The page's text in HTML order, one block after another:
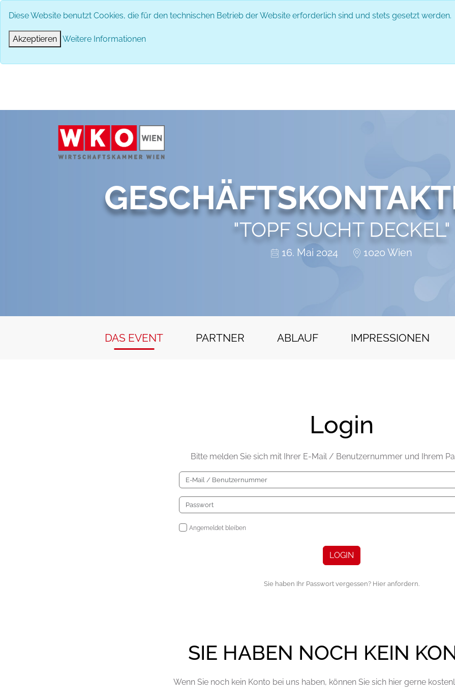
Diese Website benutzt Cookies, die für den technischen Betrieb der Website erforderlich sind und stets gesetzt werden.
Akzeptieren Weitere Informationen
"TOPF SUCHT DECKEL"
16. Mai 2024 1020 Wien
DAS EVENT PARTNER ABLAUF IMPRESSIONEN
Login
Bitte melden Sie sich mit Ihrer E-Mail / Benutzernummer und Ihrem
Angemeldet bleiben
LOGIN
Sie haben Ihr Passwort vergessen? Hier anfordern.
SIE HABEN NOCH KEIN
Wenn Sie noch kein Konto bei uns haben, können Sie sich hier gerne